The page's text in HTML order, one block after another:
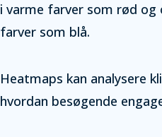
i varme farver som rød og
farver som blå.
Heatmaps kan analysere
hvordan besøgende